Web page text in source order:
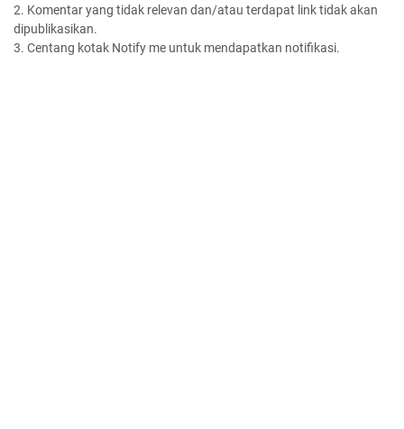
2. Komentar yang tidak relevan dan/atau terdapat link tidak akan
dipublikasikan.
3. Centang kotak Notify me untuk mendapatkan notifikasi.